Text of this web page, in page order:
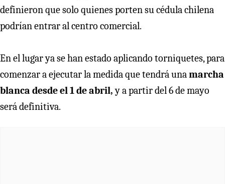
definieron que solo quienes porten su cédula chilena
podrían entrar al centro comercial.
En el lugar ya se han estado aplicando torniquetes, para
comenzar a ejecutar la medida que tendrá unamarcha
blanca desde el 1 de abril,y a partir del 6 de mayo
será definitiva.